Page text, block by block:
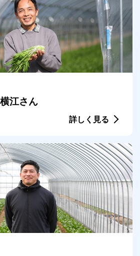
江さん
詳しく見る